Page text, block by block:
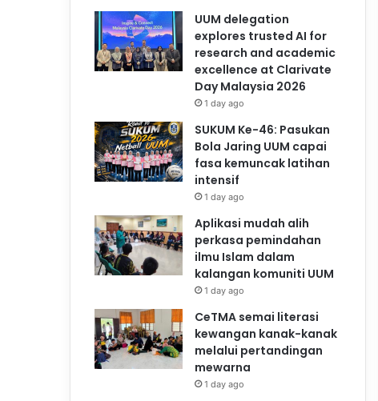
UUM delegation
explores trusted AI for
research and academic
excellence at Clarivate
Day Malaysia 2026
1 day ago
SUKUM Ke-46: Pasukan
Bola Jaring UUM capai
fasa kemuncak latihan
intensif
1 day ago
Aplikasi mudah alih
perkasa pemindahan
ilmu Islam dalam
kalangan komuniti UUM
1 day ago
CeTMA semai literasi
kewangan kanak-kanak
melalui pertandingan
mewarna
1 day ago